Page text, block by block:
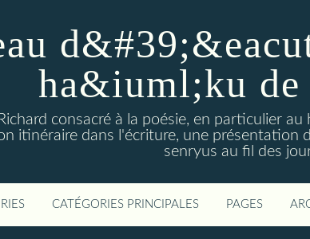
ha&iuml;ku de
consacré à la poésie, en particulier
itinéraire dans l'écriture, une présentation
senryus au fil des
CATÉGORIES PRINCIPALES PAGES